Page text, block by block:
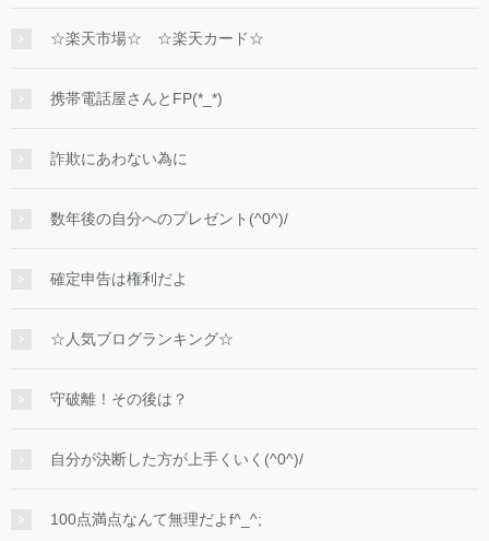
☆楽天市場☆ ☆楽天カード☆
携帯電話屋さんとFP(*_*)
詐欺にあわない為に
数年後の自分へのプレゼント(^0^)/
確定申告は権利だよ
☆人気ブログランキング☆
守破離！その後は？
自分が決断した方が上手くいく(^0^)/
100点満点なんて無理だよf^_^;